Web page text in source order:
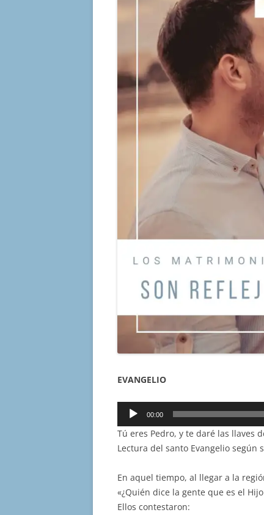
EVANGELIO
Reproductor
audio
00:00
Tú eres Pedro, y te daré las llaves
Lectura del santo Evangelio según
En aquel tiempo, al llegar a la
«¿Quién dice la gente que es el
Ellos contestaron: